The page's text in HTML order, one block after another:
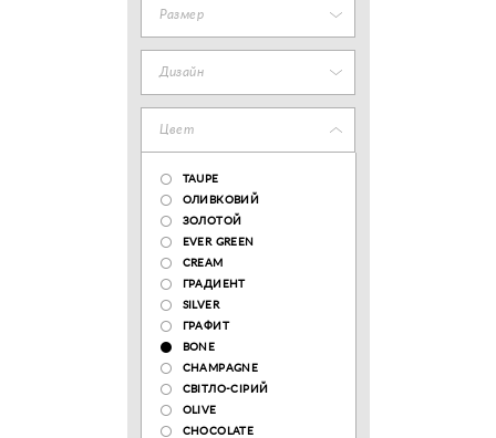
Размер
Дизайн
Цвет
TAUPE
ОЛИВКОВИЙ
ЗОЛОТОЙ
EVER GREEN
CREAM
ГРАДИЕНТ
SILVER
ГРАФИТ
BONE
CHAMPAGNE
СВІТЛО-СІРИЙ
OLIVE
CHOCOLATE